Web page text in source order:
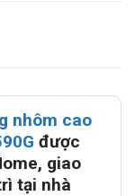
nhôm cao
được
giao
tại nhà